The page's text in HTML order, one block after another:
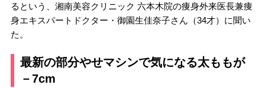
るという、湘南美容クリニック 六本木院の痩身外来医長兼痩
身エキスパートドクター・御園生佳奈子さん（34才）に聞い
た。
最新の部分やせマシンで気になる太ももが
－7cm